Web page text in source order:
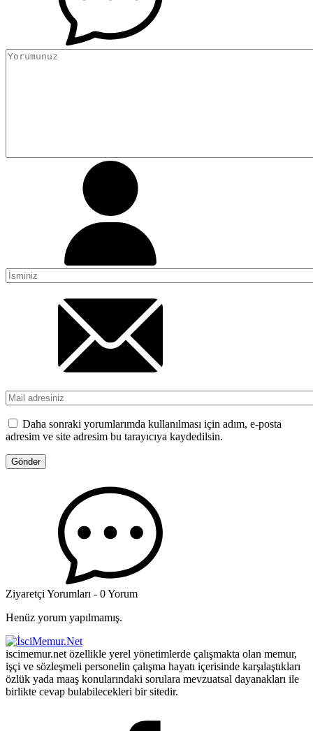
Daha sonraki yorumlarımda kullanılması için adım, e-posta
adresim ve site adresim bu tarayıcıya kaydedilsin.
Ziyaretçi Yorumları - 0 Yorum
Henüz yorum yapılmamış.
iscimemur.net özellikle yerel yönetimlerde çalışmakta olan memur,
işçi ve sözleşmeli personelin çalışma hayatı içerisinde karşılaştıkları
özlük yada maaş konularındaki sorulara mevzuatsal dayanakları ile
birlikte cevap bulabilecekleri bir sitedir.